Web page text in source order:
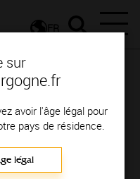
sur
avoir l'âge légal pour
pays de résidence.
légal
FR
passionnés